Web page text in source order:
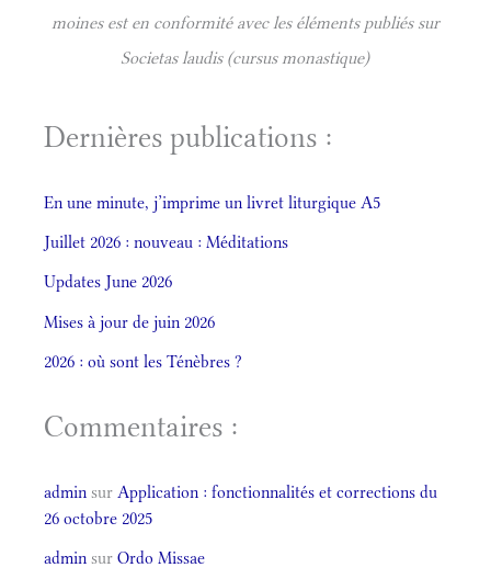
moines est en conformité avec les éléments publiés sur
Societas laudis (cursus monastique)
Dernières publications :
En une minute, j’imprime un livret liturgique A5
Juillet 2026 : nouveau : Méditations
Updates June 2026
Mises à jour de juin 2026
2026 : où sont les Ténèbres ?
Commentaires :
admin sur Application : fonctionnalités et corrections du
26 octobre 2025
admin sur Ordo Missae